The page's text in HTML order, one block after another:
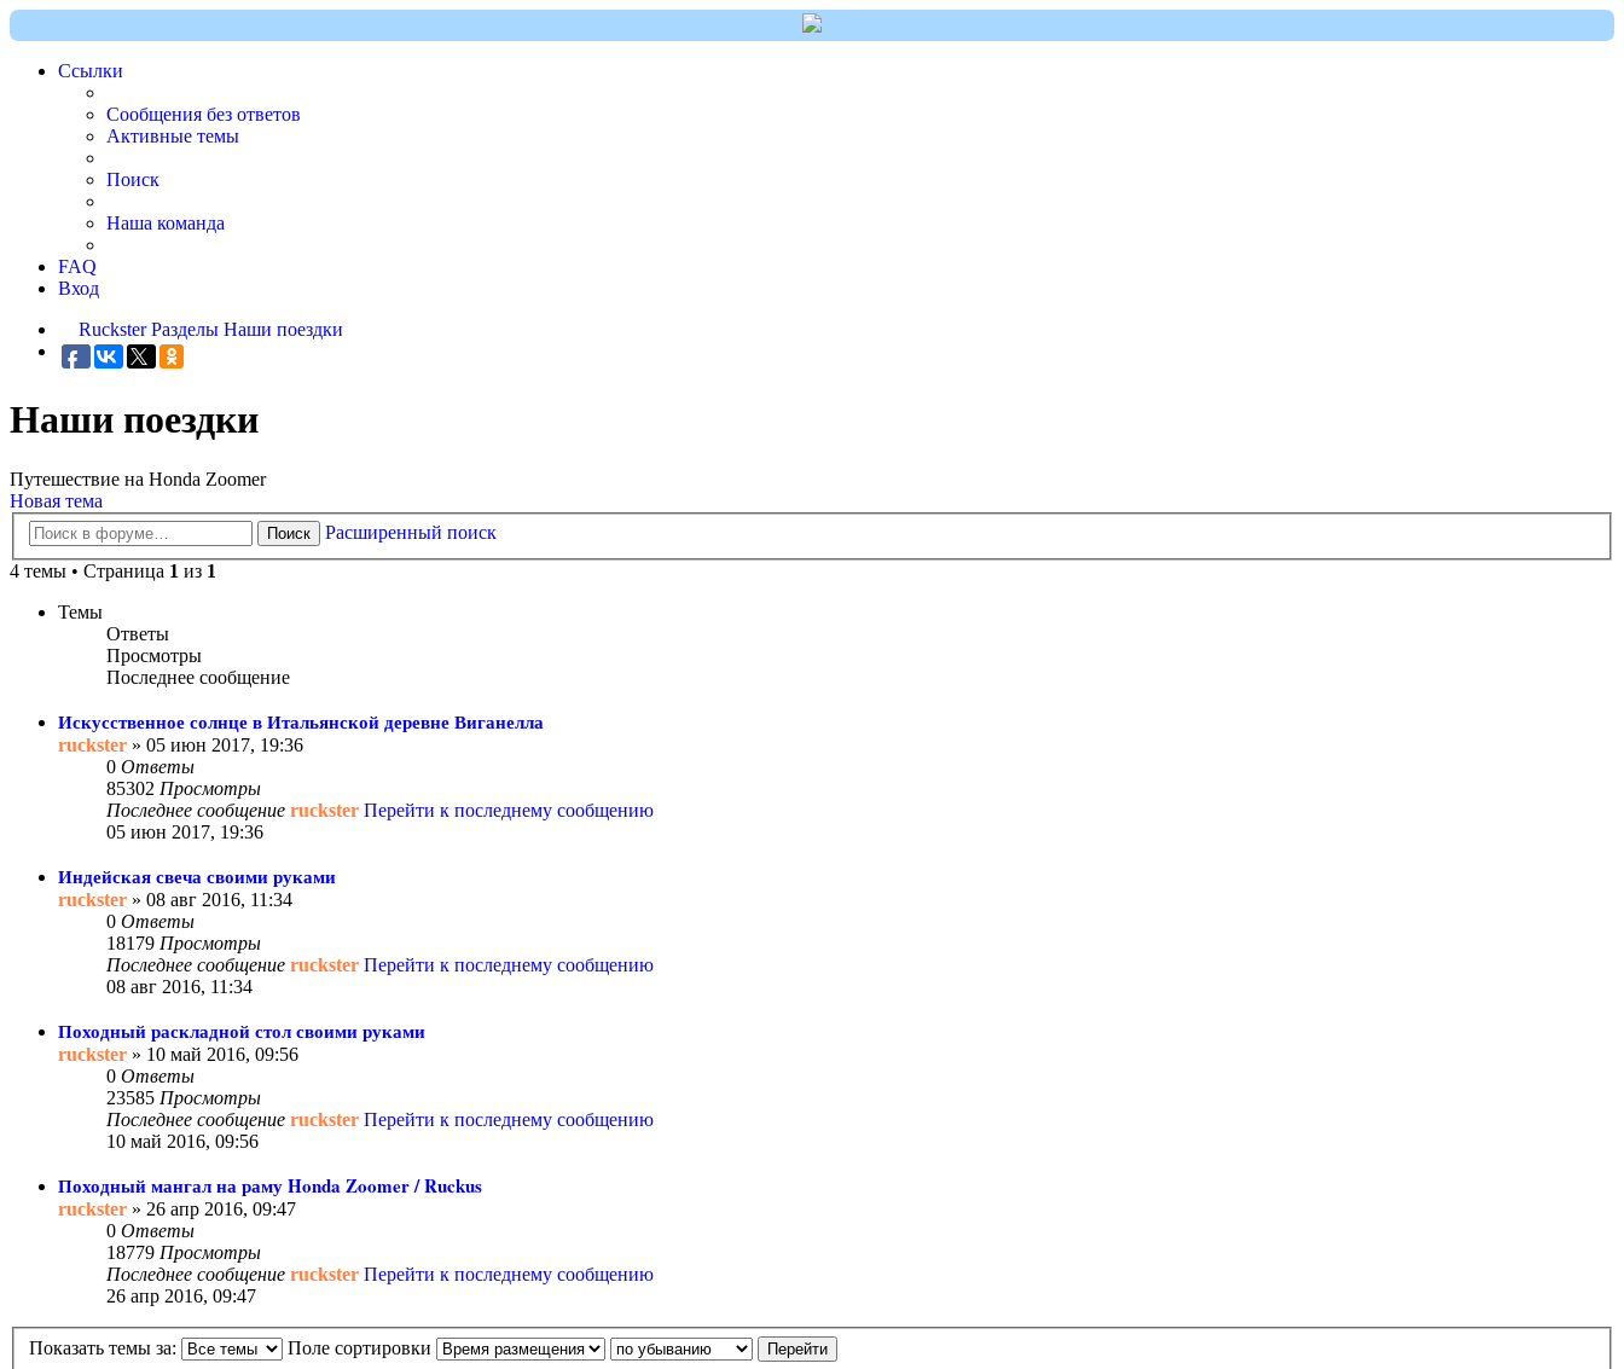
Ссылки
Сообщения без ответов
Активные темы
Поиск
Наша команда
FAQ
Вход
Ruckster Разделы Наши поездки
Наши поездки
Путешествие на Honda Zoomer
Новая тема
Поиск
Расширенный поиск
4 темы • Страница 1 из 1
Темы
Ответы
Просмотры
Последнее сообщение
Искусственное солнце в Итальянской деревне Виганелла
ruckster » 05 июн 2017, 19:36
0 Ответы
85302 Просмотры
Последнее сообщение ruckster Перейти к последнему сообщению
05 июн 2017, 19:36
Индейская свеча своими руками
ruckster » 08 авг 2016, 11:34
0 Ответы
18179 Просмотры
Последнее сообщение ruckster Перейти к последнему сообщению
08 авг 2016, 11:34
Походный раскладной стол своими руками
ruckster » 10 май 2016, 09:56
0 Ответы
23585 Просмотры
Последнее сообщение ruckster Перейти к последнему сообщению
10 май 2016, 09:56
Походный мангал на раму Honda Zoomer / Ruckus
ruckster » 26 апр 2016, 09:47
0 Ответы
18779 Просмотры
Последнее сообщение ruckster Перейти к последнему сообщению
26 апр 2016, 09:47
Показать темы за: Поле сортировки